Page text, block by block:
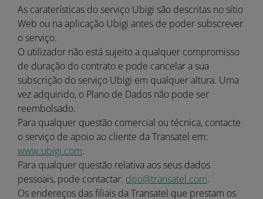
As caraterísticas do serviço Ubigi são descritas no sítio
Web ou na aplicação Ubigi antes de poder subscrever
o serviço.
O utilizador não está sujeito a qualquer compromisso
de duração do contrato e pode cancelar a sua
subscrição do serviço Ubigi em qualquer altura. Uma
vez adquirido, o Plano de Dados não pode ser
reembolsado.
Para qualquer questão comercial ou técnica, contacte
o serviço de apoio ao cliente da Transatel em:
www.ubigi.com.
Para qualquer questão relativa aos seus dados
pessoais, pode contactar: dpo@transatel.com.
Os endereços das filiais da Transatel que prestam os